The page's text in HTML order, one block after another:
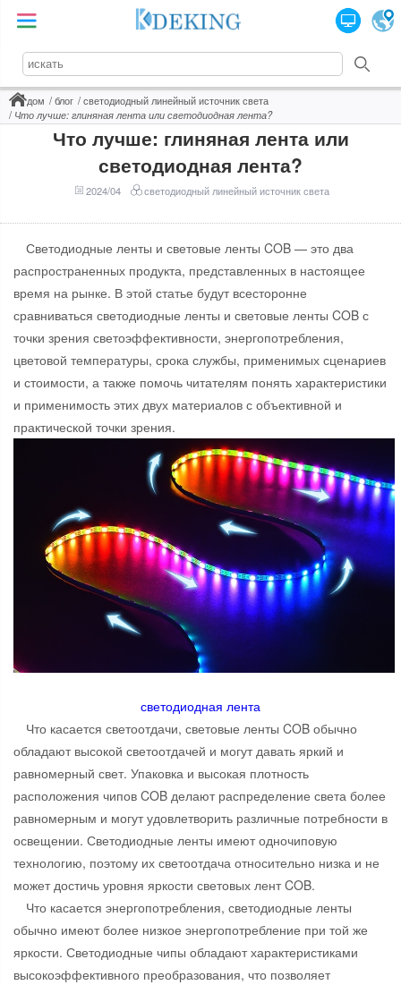
дом блог
светодиодный линейный источник света
Что лучше: глиняная лента или светодиодная лента?
Что лучше: глиняная лента или
светодиодная лента?
2024/04 светодиодный линейный источник света
Светодиодные ленты и световые ленты COB — это два
распространенных продукта, представленных в настоящее
время на рынке. В этой статье будут всесторонне
сравниваться светодиодные ленты и световые ленты COB с
точки зрения светоэффективности, энергопотребления,
цветовой температуры, срока службы, применимых сценариев
и стоимости, а также помочь читателям понять характеристики
и применимость этих двух материалов с объективной и
практической точки зрения.
светодиодная лента
Что касается светоотдачи, световые ленты COB обычно
обладают высокой светоотдачей и могут давать яркий и
равномерный свет. Упаковка и высокая плотность
расположения чипов COB делают распределение света более
равномерным и могут удовлетворить различные потребности в
освещении. Светодиодные ленты имеют одночиповую
технологию, поэтому их светоотдача относительно низка и не
может достичь уровня яркости световых лент COB.
Что касается энергопотребления, светодиодные ленты
обычно имеют более низкое энергопотребление при той же
яркости. Светодиодные чипы обладают характеристиками
высокоэффективного преобразования, что позволяет